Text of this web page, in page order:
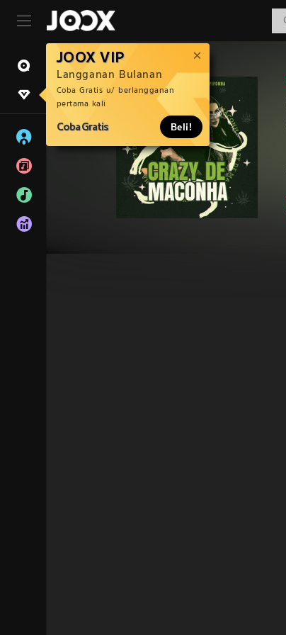
JOOX VIP
Langganan Bulanan
Coba Gratis u/ berlangganan
pertama kali
Coba Gratis Beli!